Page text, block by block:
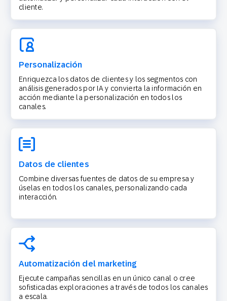
cliente.
Personalización
Enriquezca los datos de clientes y los segmentos con
análisis generados por IA y convierta la información en
acción mediante la personalización en todos los
canales.
Datos de clientes
Combine diversas fuentes de datos de su empresa y
úselas en todos los canales, personalizando cada
interacción.
Automatización del marketing
Ejecute campañas sencillas en un único canal o cree
sofisticadas exploraciones a través de todos los canales
a escala.